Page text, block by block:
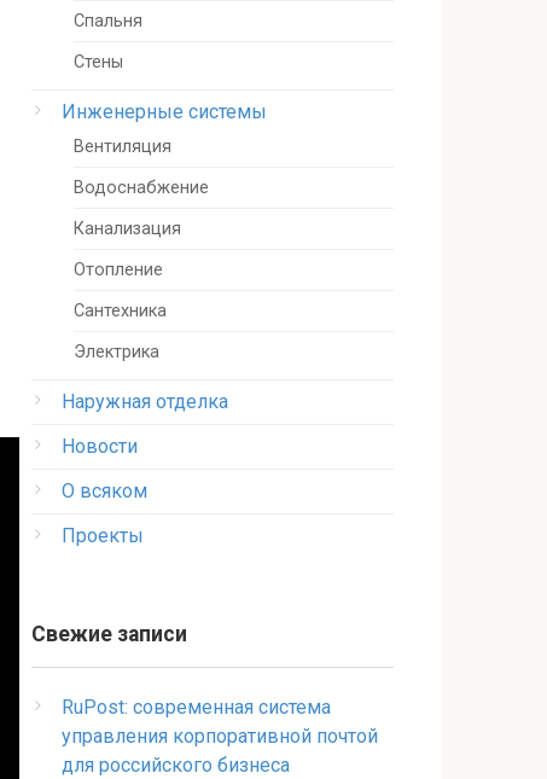
Спальня
Стены
Инженерные системы
Вентиляция
Водоснабжение
Канализация
Отопление
Сантехника
Электрика
Наружная отделка
Новости
О всяком
Проекты
Свежие записи
RuPost: современная система
управления корпоративной почтой
для российского бизнеса